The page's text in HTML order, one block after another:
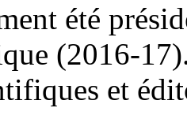
été
(2016-
et